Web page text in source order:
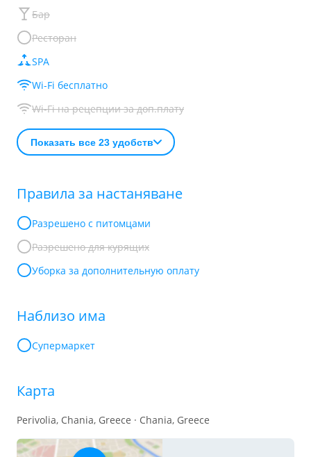
Бар
Ресторан
SPA
Wi-Fi бесплатно
Wi-Fi на рецепции за доп.плату
Показать все 23 удобств
Правила за настаняване
Разрешено с питомцами
Разрешено для курящих
Уборка за дополнительную оплату
Наблизо има
Супермаркет
Карта
Perivolia, Chania, Greece · Chania, Greece